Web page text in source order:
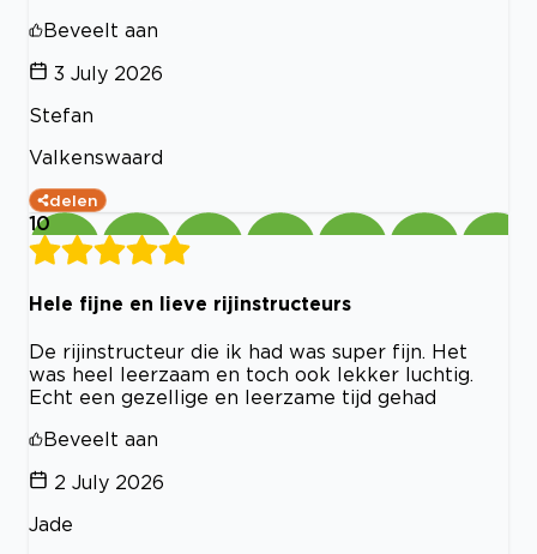
Beveelt aan
3 July 2026
Stefan
Valkenswaard
delen
10
Hele fijne en lieve rijinstructeurs
De rijinstructeur die ik had was super fijn. Het
was heel leerzaam en toch ook lekker luchtig.
Echt een gezellige en leerzame tijd gehad
Beveelt aan
2 July 2026
Jade